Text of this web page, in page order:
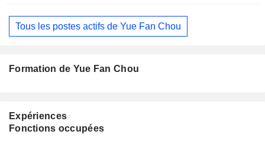
Tous les postes actifs de Yue Fan Chou
Formation de Yue Fan Chou
Expériences
Fonctions occupées